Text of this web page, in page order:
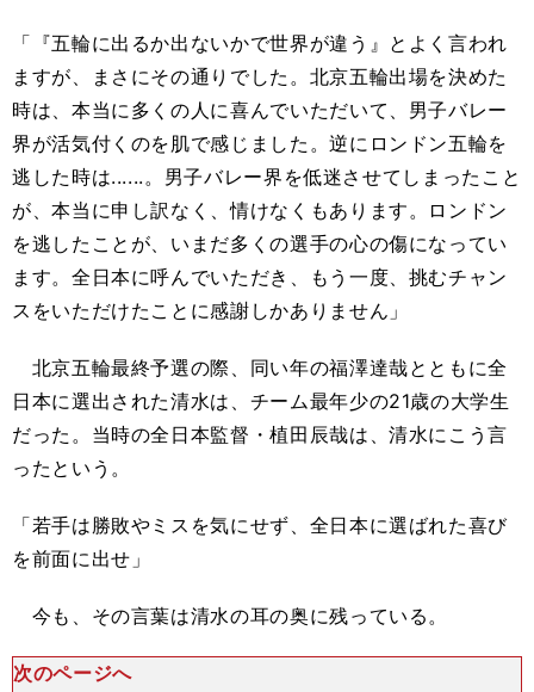
「『五輪に出るか出ないかで世界が違う』とよく言われ
ますが、まさにその通りでした。北京五輪出場を決めた
時は、本当に多くの人に喜んでいただいて、男子バレー
界が活気付くのを肌で感じました。逆にロンドン五輪を
逃した時は......。男子バレー界を低迷させてしまったこと
が、本当に申し訳なく、情けなくもあります。ロンドン
を逃したことが、いまだ多くの選手の心の傷になってい
ます。全日本に呼んでいただき、もう一度、挑むチャン
スをいただけたことに感謝しかありません」
北京五輪最終予選の際、同い年の福澤達哉とともに全
日本に選出された清水は、チーム最年少の21歳の大学生
だった。当時の全日本監督・植田辰哉は、清水にこう言
ったという。
「若手は勝敗やミスを気にせず、全日本に選ばれた喜び
を前面に出せ」
今も、その言葉は清水の耳の奥に残っている。
次のページへ